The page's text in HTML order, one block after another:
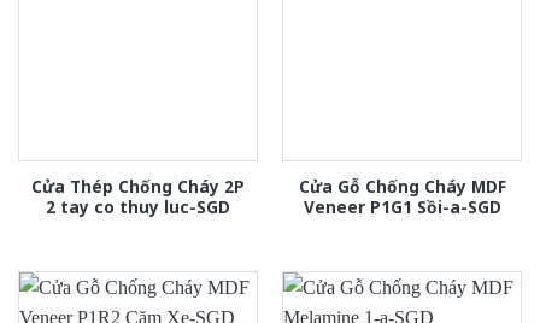
Cửa Thép Chống Cháy 2P
2 tay co thuy luc-SGD
Cửa Gỗ Chống Cháy MDF
Veneer P1G1 Sồi-a-SGD